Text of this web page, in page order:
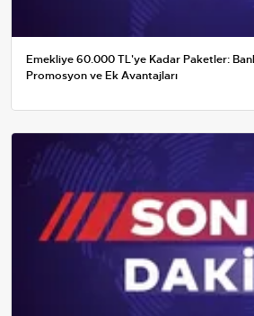
Emekliye 60.000 TL'ye Kadar Paketler:
Promosyon ve Ek Avantajları